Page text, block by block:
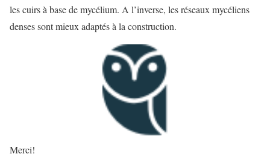
les cuirs à base de mycélium. A l’inverse, les réseaux mycéliens
denses sont mieux adaptés à la construction.
Merci!